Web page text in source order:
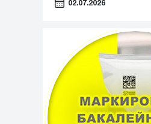
02.07.2026